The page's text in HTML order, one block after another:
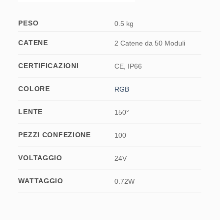
PESO 0.5 kg
CATENE 2 Catene da 50 Moduli
CERTIFICAZIONI CE, IP66
COLORE RGB
LENTE 150°
PEZZI CONFEZIONE 100
VOLTAGGIO 24V
WATTAGGIO 0.72W